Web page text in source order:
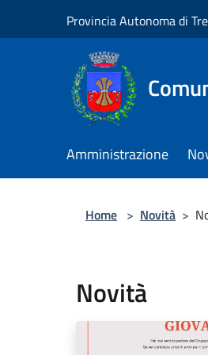
Provincia Autonoma di
Amministrazione
Home > Novità >
Novità